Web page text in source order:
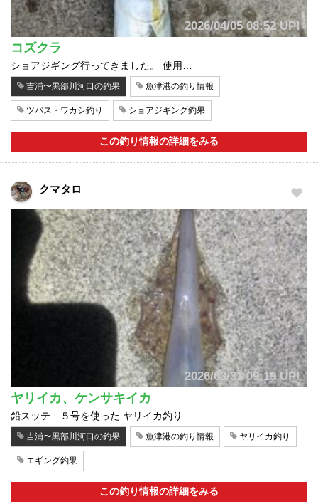
2026/04/05 08:52 UP!
コズクラ
ショアジギング行ってきました。 使用…
吉浦〜黒部川河口の釣果 魚津港の釣り情報
ツバス・ワカシ釣り ショアジギング釣果
この釣り情報の詳細をみる
クマタロ
2026/03/31 09:19 UP!
ヤリイカ、ケンサキイカ
鉛スッテ ５号を使った ヤリイカ釣り…
吉浦〜黒部川河口の釣果 魚津港の釣り情報 ヤリイカ釣り
エギング釣果
この釣り情報の詳細をみる